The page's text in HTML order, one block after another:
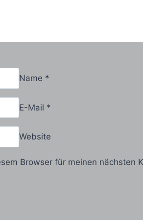
Name *
E-Mail *
Website
Browser für meinen nächsten